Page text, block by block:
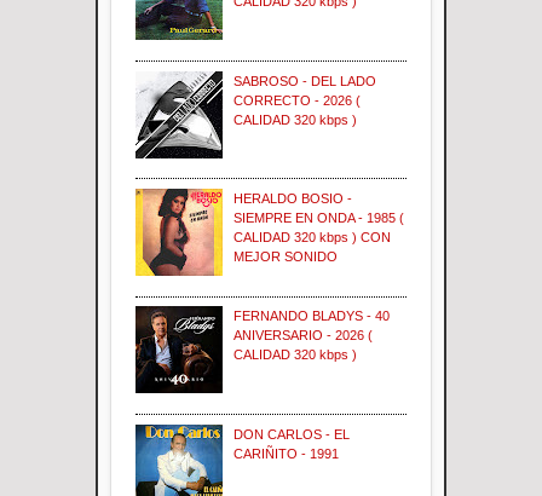
SABROSO - DEL LADO
CORRECTO - 2026 (
CALIDAD 320 kbps )
HERALDO BOSIO -
SIEMPRE EN ONDA - 1985 (
CALIDAD 320 kbps ) CON
MEJOR SONIDO
FERNANDO BLADYS - 40
ANIVERSARIO - 2026 (
CALIDAD 320 kbps )
DON CARLOS - EL
CARIÑITO - 1991